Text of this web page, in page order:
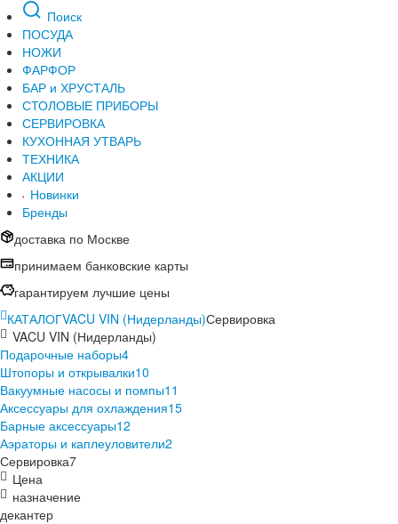
Поиск
ПОСУДА
НОЖИ
ФАРФОР
БАР и ХРУСТАЛЬ
СТОЛОВЫЕ ПРИБОРЫ
СЕРВИРОВКА
КУХОННАЯ УТВАРЬ
ТЕХНИКА
АКЦИИ
Новинки
Бренды
доставка по Москве
принимаем банковские карты
гарантируем лучшие цены
КАТАЛОГVACU VIN (Нидерланды)Сервировка
VACU VIN (Нидерланды)
Подарочные наборы4
Штопоры и открывалки10
Вакуумные насосы и помпы11
Аксессуары для охлаждения15
Барные аксессуары12
Аэраторы и каплеуловители2
Сервировка7
Цена
назначение
декантер